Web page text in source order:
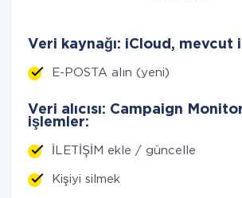
Veri kaynağı: iCloud, mevcut
E-POSTA alın (yeni)
Veri alıcısı: Campaign
işlemler:
İLETİŞİM ekle / güncelle
Kişiyi silmek